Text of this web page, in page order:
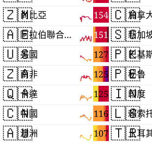
🇿🇲 154
尚比亞
🇦🇪 151
阿拉伯聯合大公國
🇺🇸 127
美國
🇿🇦 125
南非
🇶🇦 125
卡達
🇨🇳 116
中國
🇦🇺 107
澳洲
🇨🇦
加拿
🇸🇬
新加
🇵🇰
巴基
🇵🇪
秘魯
🇮🇳
印度
🇱🇸
賴索
🇹🇷
土耳